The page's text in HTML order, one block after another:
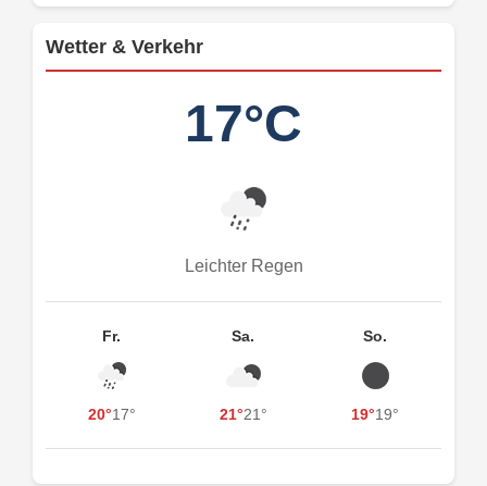
Wetter & Verkehr
17°C
Leichter Regen
Fr.
20°17°
Sa.
21°21°
So.
19°19°